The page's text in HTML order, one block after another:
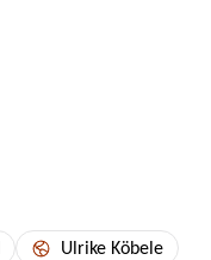
Ulrike Köbele